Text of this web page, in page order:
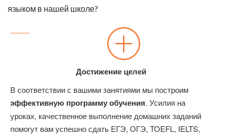
языком в нашей школе?
Достижение целей
В соответствии с вашими занятиями мы построим
эффективную программу обучения. Усилия на
уроках, качественное выполнение домашних заданий
помогут вам успешно сдать ЕГЭ, ОГЭ, TOEFL, IELTS,